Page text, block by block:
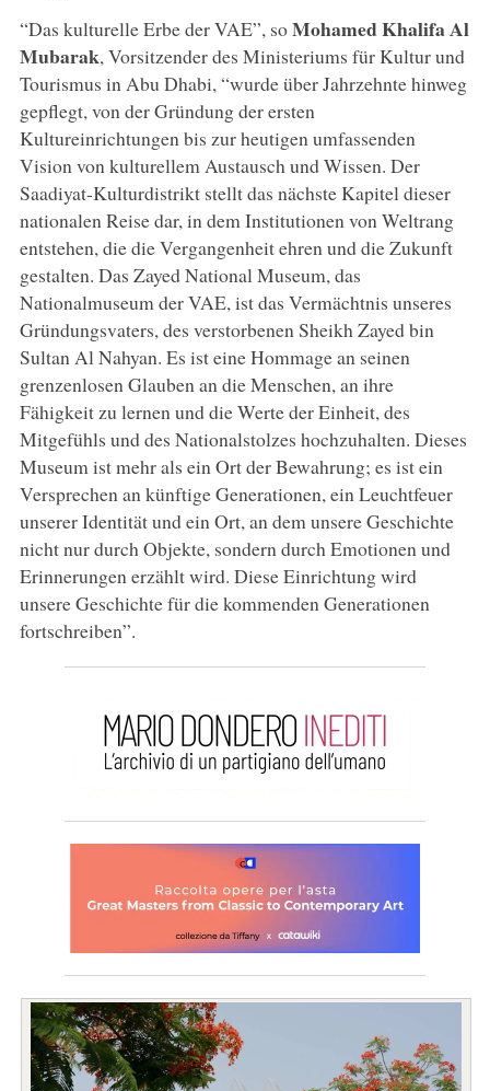
“Das kulturelle Erbe der VAE”, soMohamed Khalifa Al
Mubarak, Vorsitzender des Ministeriums für Kultur und
Tourismus in Abu Dhabi, “wurde über Jahrzehnte hinweg
gepflegt, von der Gründung der ersten
Kultureinrichtungen bis zur heutigen umfassenden
Vision von kulturellem Austausch und Wissen. Der
Saadiyat-Kulturdistrikt stellt das nächste Kapitel dieser
nationalen Reise dar, in dem Institutionen von Weltrang
entstehen, die die Vergangenheit ehren und die Zukunft
gestalten. Das Zayed National Museum, das
Nationalmuseum der VAE, ist das Vermächtnis unseres
Gründungsvaters, des verstorbenen Sheikh Zayed bin
Sultan Al Nahyan. Es ist eine Hommage an seinen
grenzenlosen Glauben an die Menschen, an ihre
Fähigkeit zu lernen und die Werte der Einheit, des
Mitgefühls und des Nationalstolzes hochzuhalten. Dieses
Museum ist mehr als ein Ort der Bewahrung; es ist ein
Versprechen an künftige Generationen, ein Leuchtfeuer
unserer Identität und ein Ort, an dem unsere Geschichte
nicht nur durch Objekte, sondern durch Emotionen und
Erinnerungen erzählt wird. Diese Einrichtung wird
unsere Geschichte für die kommenden Generationen
fortschreiben”.